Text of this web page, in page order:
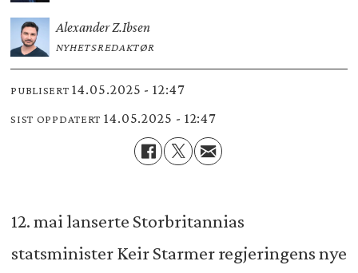
Alexander Z.Ibsen
NYHETSREDAKTØR
PUBLISERT 14.05.2025 - 12:47
SIST OPPDATERT 14.05.2025 - 12:47
12. mai lanserte Storbritannias
statsminister Keir Starmer regjeringens nye